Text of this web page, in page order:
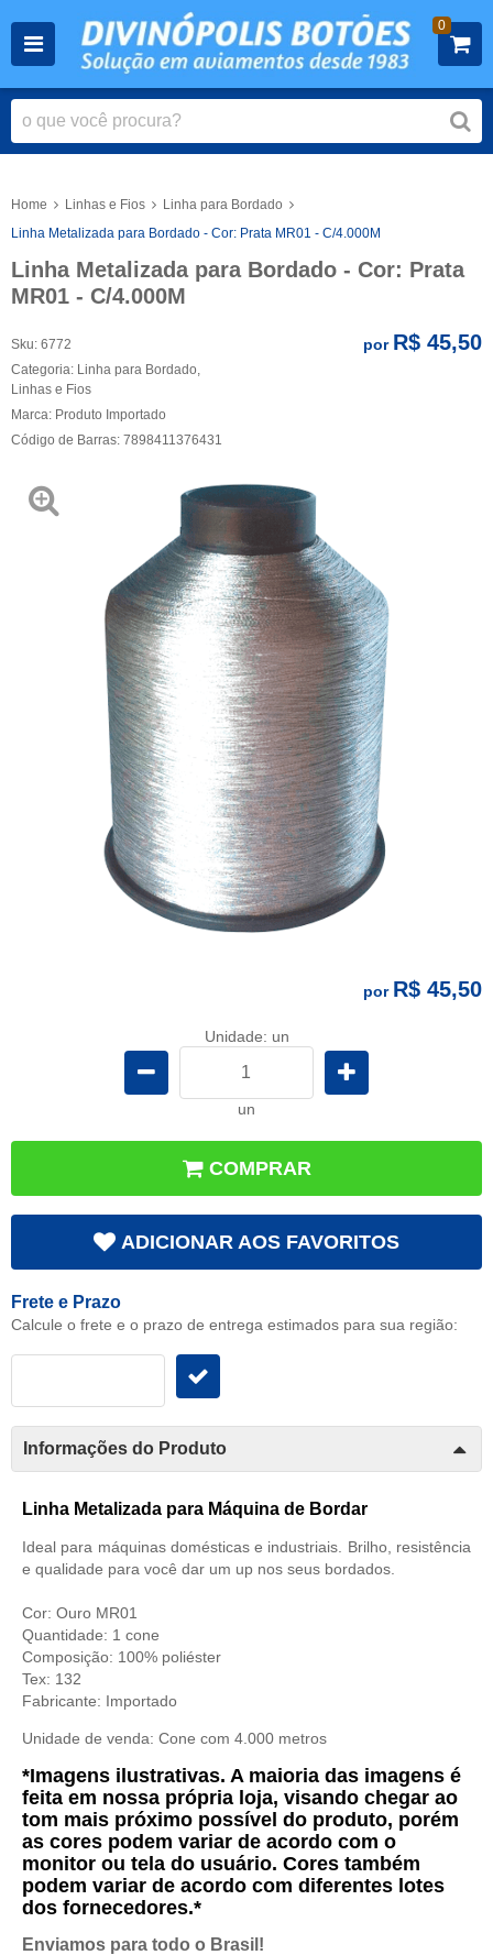
0
Home Linhas e Fios
Linha para Bordado
Linha Metalizada para Bordado - Cor: Prata MR01 - C/4.000M
Linha Metalizada para Bordado - Cor: Prata
MR01 - C/4.000M
Sku: 6772
Categoria: Linha para Bordado
Linhas e Fios
Marca: Produto Importado
Código de Barras: 7898411376431
por R$ 45,50
por R$ 45,50
Unidade: un
un
COMPRAR
ADICIONAR AOS FAVORITOS
Frete e Prazo
Calcule o frete e o prazo de entrega estimados para sua região:
Informações do Produto
Linha Metalizada para Máquina de Bordar
Ideal para máquinas domésticas e industriais. Brilho, resistência
e qualidade para você dar um up nos seus bordados.
Cor: Ouro MR01
Quantidade: 1 cone
Composição: 100% poliéster
Tex: 132
Fabricante: Importado
Unidade de venda: Cone com 4.000 metros
*Imagens ilustrativas. A maioria das imagens é
feita em nossa própria loja, visando chegar ao
tom mais próximo possível do produto, porém
as cores podem variar de acordo com o
monitor ou tela do usuário. Cores também
podem variar de acordo com diferentes lotes
dos fornecedores.*
Enviamos para todo o Brasil!